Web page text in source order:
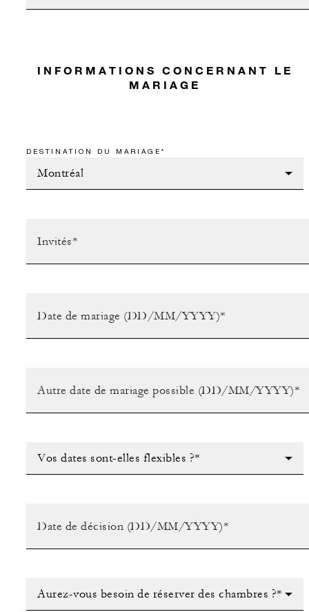
INFORMATIONS CONCERNANT LE
MARIAGE
DESTINATION DU MARIAGE*
Vos dates sont-elles flexibles ?*
Aurez-vous besoin de réserver des chambres ?*